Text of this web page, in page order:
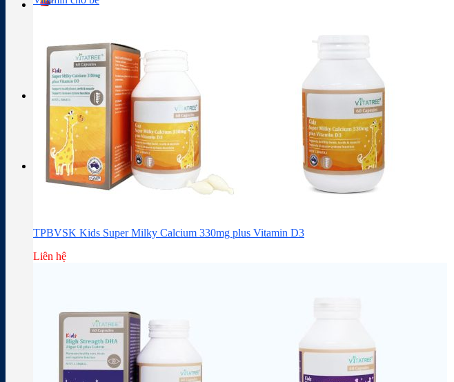
Thành phần thuốc
Giỏ hàng
Giỏ hàng
Chưa có sản phẩm trong giỏ hàng.
TPBVSK Kids Super Milky Calcium 330mg plus Vitamin D3
Liên hệ